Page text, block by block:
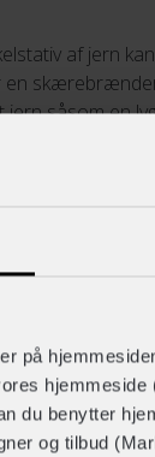
på
du benytter
og tilbud
af jern
en
jern såsom en